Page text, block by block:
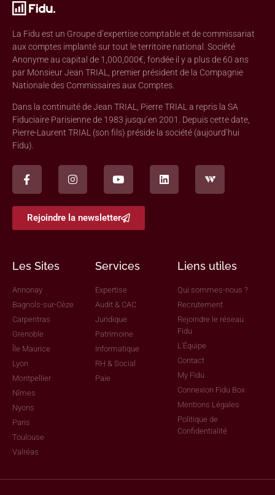
La Fidu est un Groupe d’expertise comptable et de commissariat
aux comptes implanté sur tout le territoire national. Société
Anonyme au capital de 1,000,000€, fondée il y a plus de 60 ans
par Monsieur Jean TRIAL, premier président de la Compagnie
Nationale des Commissaires aux Comptes.
Dans la continuité de Jean TRIAL, Pierre TRIAL a repris la SA
Fiduciaire Parisienne de 1983 jusqu’en 2001. Depuis cette date,
Pierre-Laurent TRIAL (son fils) préside la société (aujourd’hui
Fidu).
Rejoindre la newsletter
Les Sites
Annonay
Bagnols-sur-Cèze
Carpentras
Grenoble
Île Maurice
Lyon
Montpellier
Nîmes
Nyons
Paris
Toulouse
Valréas
Services
Expertise
Audit & CAC
Juridique
Patrimoine
Informatique
RH & Social
Paie
Liens utiles
Qui sommes-nous ?
Recrutement
Rejoindre le réseau
Fidu
L'Équipe
Contact
My Fidu
Connexion Fidu Box
Mentions Légales
Politique de
Confidentialité